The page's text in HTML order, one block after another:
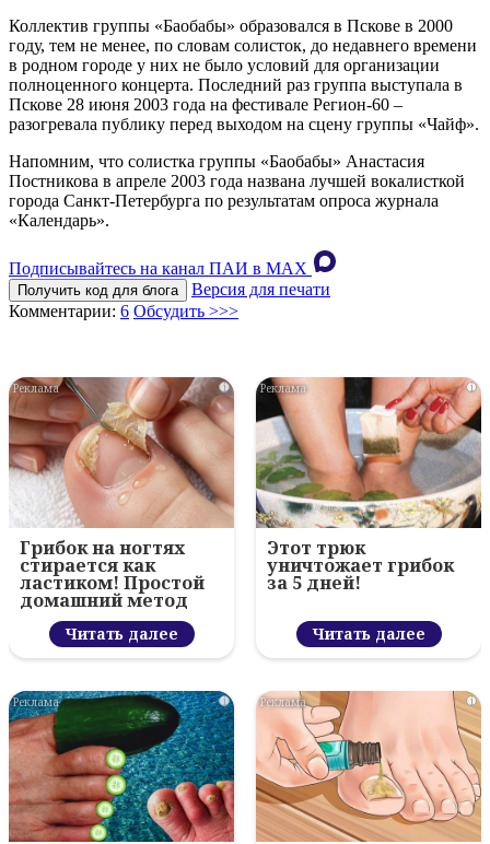
Коллектив группы «Баобабы» образовался в Пскове в 2000
году, тем не менее, по словам солисток, до недавнего времени
в родном городе у них не было условий для организации
полноценного концерта. Последний раз группа выступала в
Пскове 28 июня 2003 года на фестивале Регион-60 –
разогревала публику перед выходом на сцену группы «Чайф».
Напомним, что солистка группы «Баобабы» Анастасия
Постникова в апреле 2003 года названа лучшей вокалисткой
города Санкт-Петербурга по результатам опроса журнала
«Календарь».
Подписывайтесь на канал ПАИ в MAХ
Получить код для блога
Версия для печати
Комментарии: 6 Обсудить >>>
i
Грибок на ногтях
стирается как
ластиком! Простой
домашний метод
Читать далее
i
Этот трюк
уничтожает грибок
за 5 дней!
Читать далее
i i